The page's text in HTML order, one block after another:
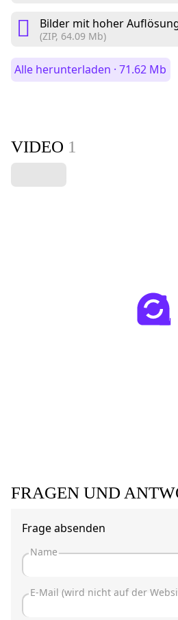
Bilder mit hoher
(ZIP, 64.09 Mb)
Alle herunterladen · 71.62 Mb
VIDEO 1
FRAGEN UND
Frage absenden